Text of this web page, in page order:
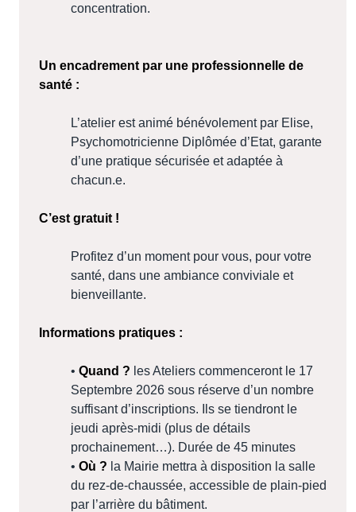
concentration.
Un encadrement par une professionnelle de
santé :
L’atelier est animé bénévolement par Elise,
Psychomotricienne Diplômée d’Etat, garante
d’une pratique sécurisée et adaptée à
chacun.e.
C’est gratuit !
Profitez d’un moment pour vous, pour votre
santé, dans une ambiance conviviale et
bienveillante.
Informations pratiques :
• Quand ? les Ateliers commenceront le 17
Septembre 2026 sous réserve d’un nombre
suffisant d’inscriptions. Ils se tiendront le
jeudi après-midi (plus de détails
prochainement…). Durée de 45 minutes
• Où ? la Mairie mettra à disposition la salle
du rez-de-chaussée, accessible de plain-pied
par l’arrière du bâtiment.